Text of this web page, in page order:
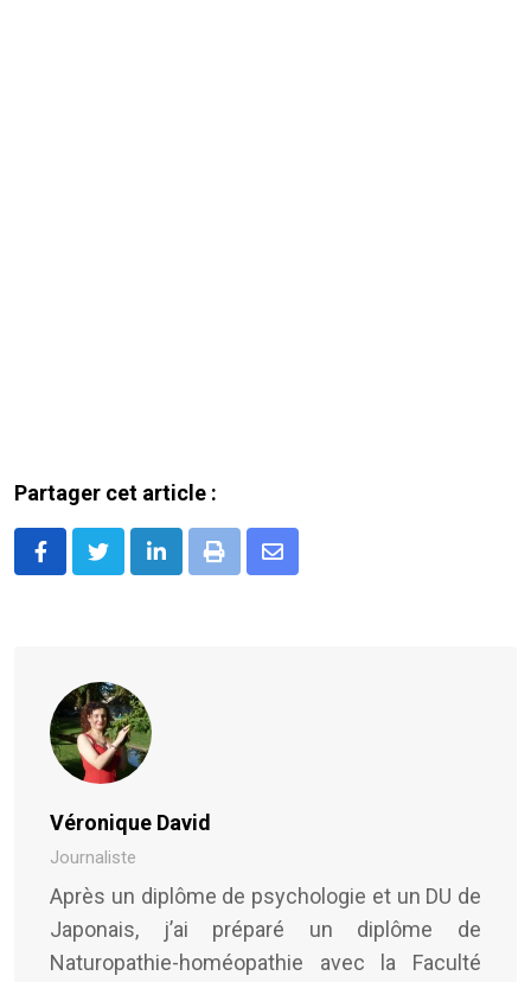
Partager cet article :
LinkedInPrint
Share
Véronique David
Journaliste
Après un diplôme de psychologie et un DU de
Japonais, j’ai préparé un diplôme de
Naturopathie-homéopathie avec la Faculté